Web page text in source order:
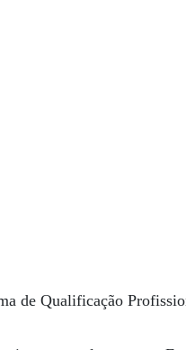
de Qualificação